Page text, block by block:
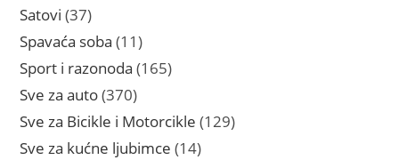
Satovi 3737
proizvoda
Spavaća soba 1111
proizvoda
Sport i razonoda 165165
Sve za auto 370370
proizvoda
Sve za Bicikle i Motorcikle 129129
Sve za kućne ljubimce 1414